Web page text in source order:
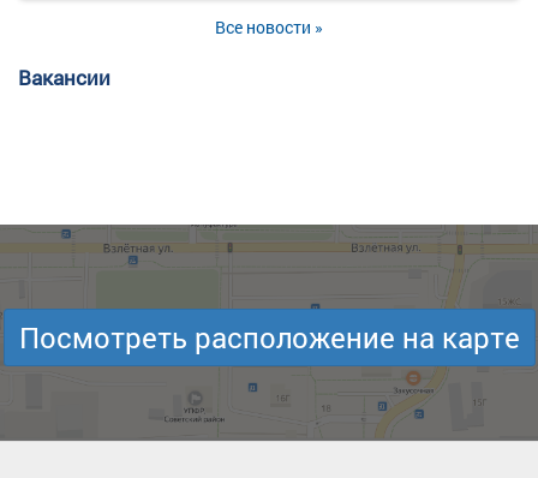
Все новости »
Вакансии
Посмотреть расположение на карте